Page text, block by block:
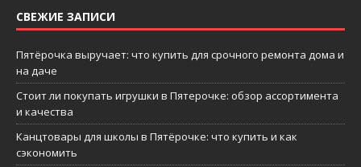
СВЕЖИЕ ЗАПИСИ
Пятёрочка выручает: что купить для срочного ремонта дома и
на даче
Стоит ли покупать игрушки в Пятерочке: обзор ассортимента
и качества
Канцтовары для школы в Пятёрочке: что купить и как
сэкономить